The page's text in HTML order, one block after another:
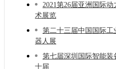
2021第26届亚洲国际
术展览
第二十三届中国国际
器人展
第七届深圳国际智能装
十届